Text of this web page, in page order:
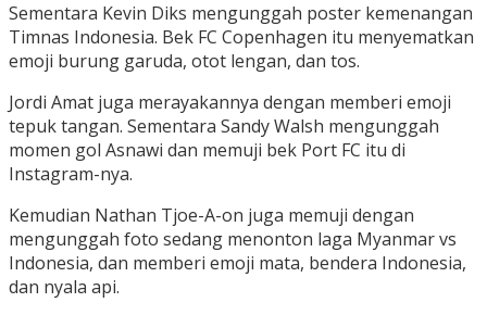
Sementara Kevin Diks mengunggah poster kemenangan
Timnas Indonesia. Bek FC Copenhagen itu menyematkan
emoji burung garuda, otot lengan, dan tos.
Jordi Amat juga merayakannya dengan memberi emoji
tepuk tangan. Sementara Sandy Walsh mengunggah
momen gol Asnawi dan memuji bek Port FC itu di
Instagram-nya.
Kemudian Nathan Tjoe-A-on juga memuji dengan
mengunggah foto sedang menonton laga Myanmar vs
Indonesia, dan memberi emoji mata, bendera Indonesia,
dan nyala api.